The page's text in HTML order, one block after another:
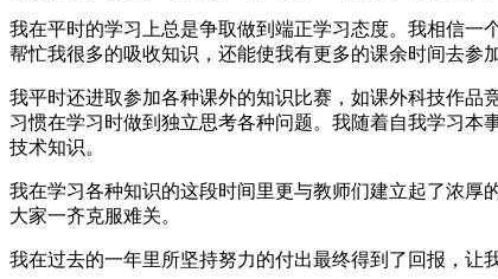
我在平时的学习上总是争取做到端正学习态度。我相信
帮忙我很多的吸收知识，还能使我有更多的课余时间去参
我平时还进取参加各种课外的知识比赛，如课外科技作
习惯在学习时做到独立思考各种问题。我随着自我学习
技术知识。
我在学习各种知识的这段时间里更与教师们建立起了浓
大家一齐克服难关。
我在过去的一年里所坚持努力的付出最终得到了回报，让